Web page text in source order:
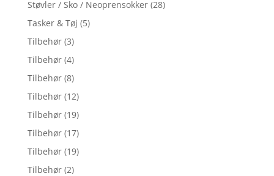
Støvler / Sko / Neoprensokker (28)
Tasker & Tøj (5)
Tilbehør (3)
Tilbehør (4)
Tilbehør (8)
Tilbehør (12)
Tilbehør (19)
Tilbehør (17)
Tilbehør (19)
Tilbehør (2)